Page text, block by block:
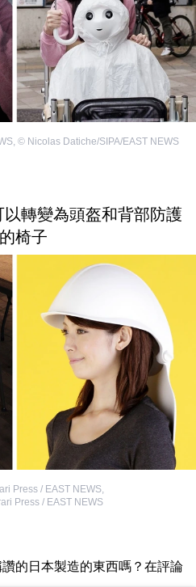
, © Nicolas Datiche/SIPA/EAST NEWS
轉變為頭盔和背部防護
椅子
Press / EAST NEWS,
Press / EAST NEWS
的日本製造的東西嗎？在評論